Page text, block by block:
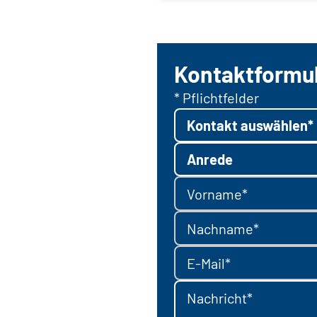
* Pflichtfelder
Kontakt auswählen*
Anrede
Vorname*
Nachname*
E-Mail*
Nachricht*